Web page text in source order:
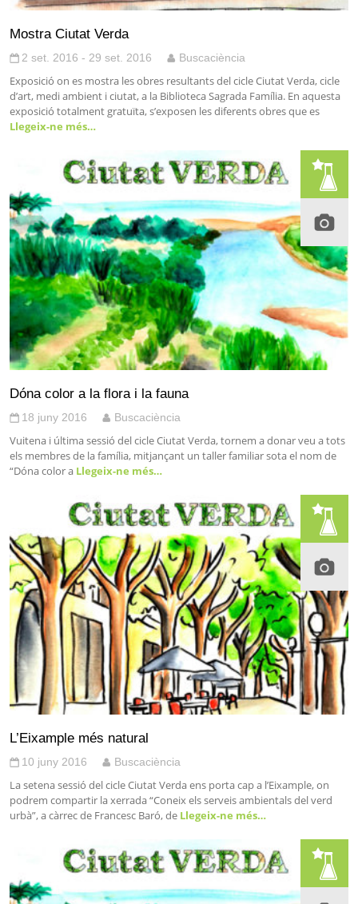
Mostra Ciutat Verda
2 set. 2016 - 29 set. 2016 Buscaciència
Exposició on es mostra les obres resultants del cicle Ciutat Verda, cicle
d’art, medi ambient i ciutat, a la Biblioteca Sagrada Família. En aquesta
exposició totalment gratuïta, s’exposen les diferents obres que es
Llegeix-ne més…
Dóna color a la flora i la fauna
18 juny 2016 Buscaciència
Vuitena i última sessió del cicle Ciutat Verda, tornem a donar veu a tots
els membres de la família, mitjançant un taller familiar sota el nom de
“Dóna color a Llegeix-ne més…
L’Eixample més natural
10 juny 2016 Buscaciència
La setena sessió del cicle Ciutat Verda ens porta cap a l’Eixample, on
podrem compartir la xerrada “Coneix els serveis ambientals del verd
urbà”, a càrrec de Francesc Baró, de Llegeix-ne més…